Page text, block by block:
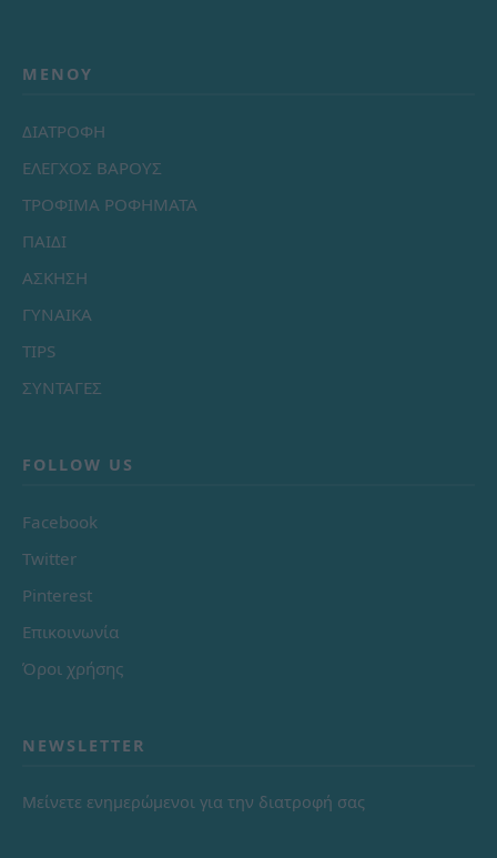
ΜΕΝΟΎ
ΔΙΑΤΡΟΦΗ
ΕΛΕΓΧΟΣ ΒΑΡΟΥΣ
ΤΡΟΦΙΜΑ ΡΟΦΗΜΑΤΑ
ΠΑΙΔΙ
ΑΣΚΗΣΗ
ΓΥΝΑΙΚΑ
TIPS
ΣΥΝΤΑΓΕΣ
FOLLOW US
Facebook
Twitter
Pinterest
Επικοινωνία
Όροι χρήσης
NEWSLETTER
Μείνετε ενημερώμενοι για την διατροφή σας